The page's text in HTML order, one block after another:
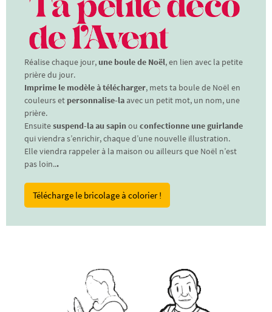
Réalise chaque jour, une boule de Noël, en lien avec la petite
prière du jour.
Imprime le modèle à télécharger, mets ta boule de Noël en
couleurs et personnalise-la avec un petit mot, un nom, une
prière.
Ensuitesuspend-la au sapinou confectionne une guirlande
qui viendra s’enrichir, chaque d’une nouvelle illustration.
Elle viendra rappeler à la maison ou ailleurs que Noël n’est
pas loin...
Télécharge le bricolage à colorier !